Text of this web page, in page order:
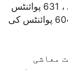
کاروبار کے آغاز پر تیزی دیکھنے میں آئی ، 631 پوائنٹس
اضافے کے بعد 100 انڈیکس 31 ہزار 604 پوائنٹس کی
معاشی